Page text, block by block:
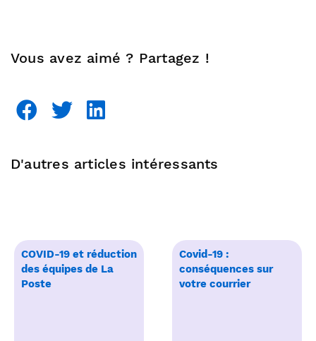
Vous avez aimé ? Partagez !
D'autres articles intéressants
COVID-19 et réduction
des équipes de La
Poste
Covid-19 :
conséquences sur
votre courrier